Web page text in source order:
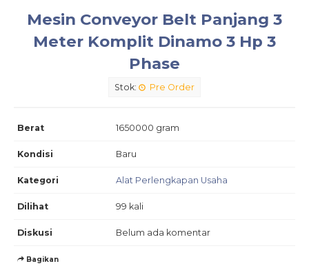
Mesin Conveyor Belt Panjang 3
Meter Komplit Dinamo 3 Hp 3
Phase
Stok: Pre Order
Berat 1650000 gram
Kondisi Baru
Kategori Alat Perlengkapan Usaha
Dilihat 99 kali
Diskusi Belum ada komentar
Bagikan